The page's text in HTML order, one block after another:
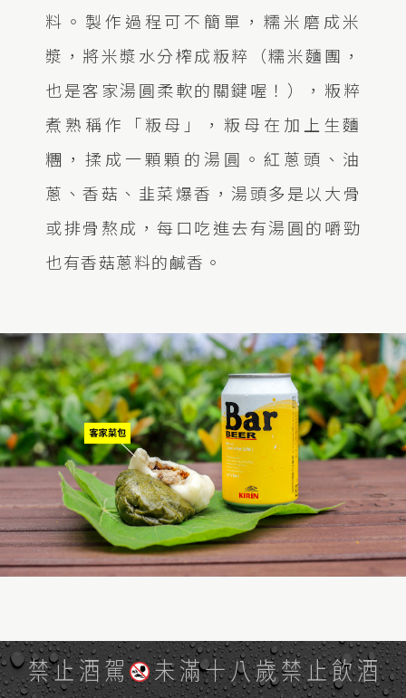
料。製作過程可不簡單，糯米磨成米
漿，將米漿水分榨成粄粹（糯米麵團，
也是客家湯圓柔軟的關鍵喔！），粄粹
煮熟稱作「粄母」，粄母在加上生麵
糰，揉成一顆顆的湯圓。紅蔥頭、油
蔥、香菇、韭菜爆香，湯頭多是以大骨
或排骨熬成，每口吃進去有湯圓的嚼勁
也有香菇蔥料的鹹香。
｜客家菜包｜
客家文化中在稻米收割後會種植蘿蔔，
禁止酒駕 未滿十八歲禁止飲酒